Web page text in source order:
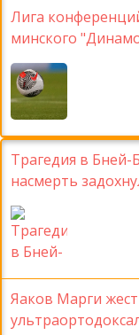
Лига
минского
Трагедия в
насмерть
Яаков Марги